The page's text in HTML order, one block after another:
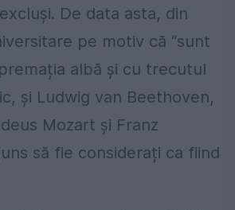
De data asta, din
pe motiv că “sunt
albă și cu trecutul
și Ludwig van Beethoven,
Mozart și Franz
să fie considerați ca fiind